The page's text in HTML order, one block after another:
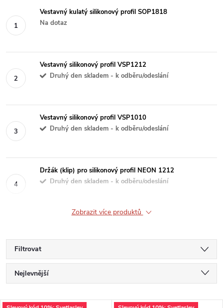
Vestavný kulatý silikonový profil SOP1818
Na dotaz
Vestavný silikonový profil VSP1212
Druhý den skladem - k odběru/odeslání
Vestavný silikonový profil VSP1010
Druhý den skladem - k odběru/odeslání
Držák (klip) pro silikonový profil NEON 1212
Druhý den skladem - k odběru/odeslání
Zobrazit více produktů
Filtrovat
Ř
a
Nejlevnější